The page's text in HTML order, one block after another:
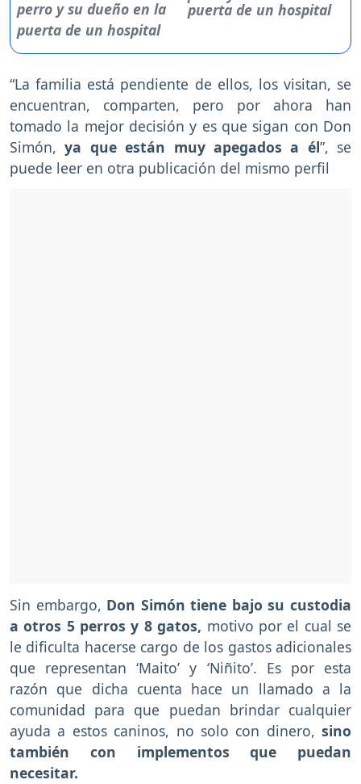
puerta de un hospital
“La familia está pendiente de ellos, los visitan, se
encuentran, comparten, pero por ahora han
tomado la mejor decisión y es que sigan con Don
Simón,ya que están muy apegados a él”, se
puede leer en otra publicación del mismo perfil
Sin embargo, Don Simón tiene bajo su custodia
a otros 5 perros y 8 gatos, motivo por el cual se
le dificulta hacerse cargo de los gastos adicionales
que representan ‘Maito’ y ‘Niñito’. Es por esta
razón que dicha cuenta hace un llamado a la
comunidad para que puedan brindar cualquier
ayuda a estos caninos, no solo con dinero, sino
también
con implementos que puedan
necesitar.